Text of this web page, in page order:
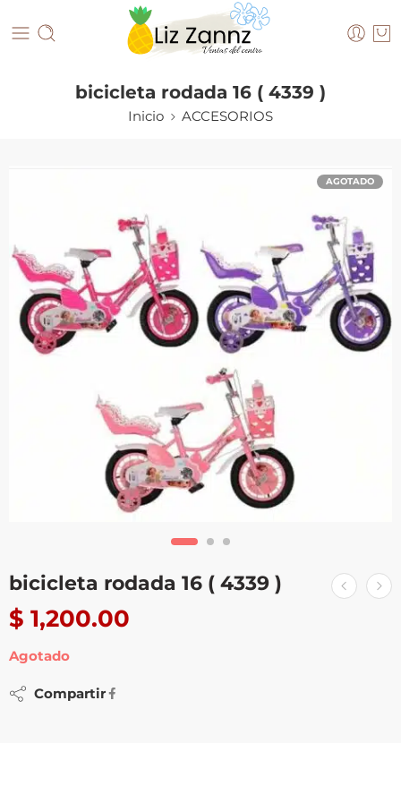
bicicleta rodada 16 ( 4339 )
Inicio ACCESORIOS
AGOTADO
bicicleta rodada 16 ( 4339 )
$ 1,200.00
Agotado
Compartir